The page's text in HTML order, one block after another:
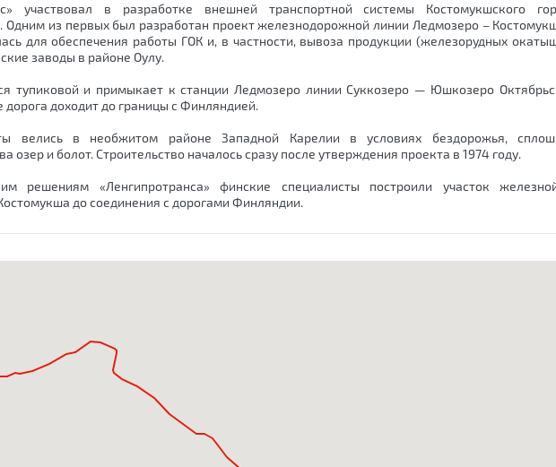
участвовал в разработке внешней транспортной системы Костомукшского
Одним из первых был разработан проект железнодорожной линии Ледмозеро –
для обеспечения работы ГОК и, в частности, вывоза продукции (железорудных
заводы в районе Оулу.
тупиковой и примыкает к станции Ледмозеро линии Суккозеро — Юшкозеро
доходит до границы с Финляндией.
велись в необжитом районе Западной Карелии в условиях бездорожья,
озер и болот. Строительство началось сразу после утверждения проекта в 1974 году.
решениям «Ленгипротранса» финские специалисты построили участок
до соединения с дорогами Финляндии.